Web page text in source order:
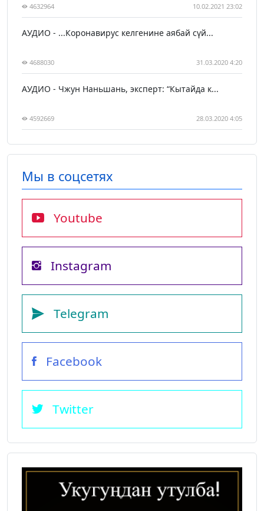
4632964 10.02.2021 23:02
АУДИО - ...Коронавирус келгенине аябай сүй...
4688030 31.03.2020 4:20
АУДИО - Чжун Наньшань, эксперт: “Кытайда к...
4592669 28.03.2020 4:05
Мы в соцсетях
Youtube
Instagram
Telegram
Facebook
Twitter